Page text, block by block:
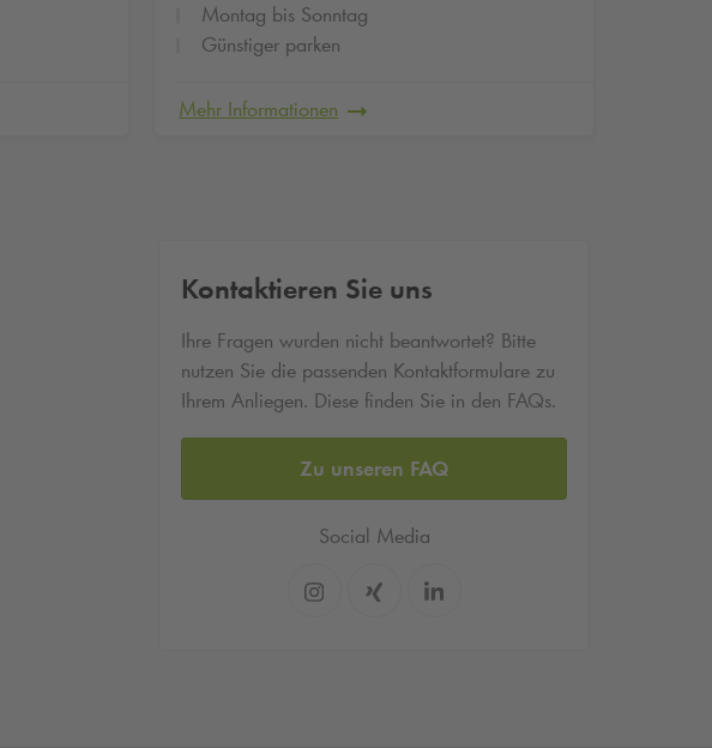
Montag bis Sonntag
Günstiger parken
Mehr Informationen
Kontaktieren Sie uns
Ihre Fragen wurden nicht beantwortet? Bitte
nutzen Sie die passenden Kontaktformulare zu
Ihrem Anliegen. Diese finden Sie in den FAQs.
Zu unseren FAQ
Social Media